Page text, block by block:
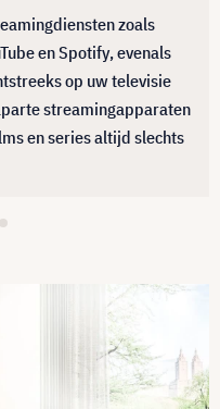
zoals
en Spotify, evenals
op uw televisie
streamingapparaten
en series altijd slechts